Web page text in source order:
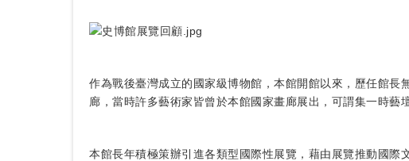
作為戰後臺灣成立的國家級博物館，本館開館以來，歷任館
廊，當時許多藝術家皆曾於本館國家畫廊展出，可謂集一時藝
本館長年積極策辦引進各類型國際性展覽，藉由展覽推動國